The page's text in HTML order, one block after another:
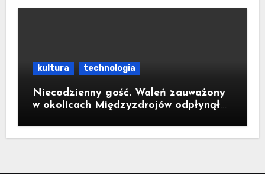
kultura technologia
Niecodzienny gość. Waleń zauważony
w okolicach Międzyzdrojów odpłynął